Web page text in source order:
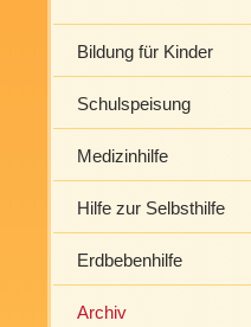
Bildung für Kinder
Schulspeisung
Medizinhilfe
Hilfe zur Selbsthilfe
Erdbebenhilfe
Archiv